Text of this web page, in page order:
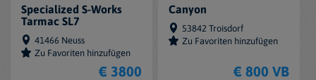
Specialized S-Works
Tarmac SL7
41466 Neuss
Zu Favoriten hinzufügen
€ 3800
Canyon
53842 Troisdorf
Zu Favoriten hinzufügen
€ 800 VB